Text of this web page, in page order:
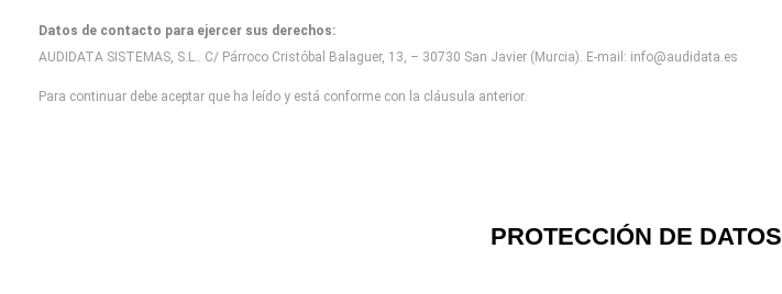
Datos de contacto para ejercer sus derechos:
AUDIDATA SISTEMAS, S.L.. C/ Párroco Cristóbal Balaguer, 13, – 30730 San Javier (Murcia). E-mail: info@audidata.es
Para continuar debe aceptar que ha leído y está conforme con la cláusula anterior.
PROTECCIÓN DE DATOS